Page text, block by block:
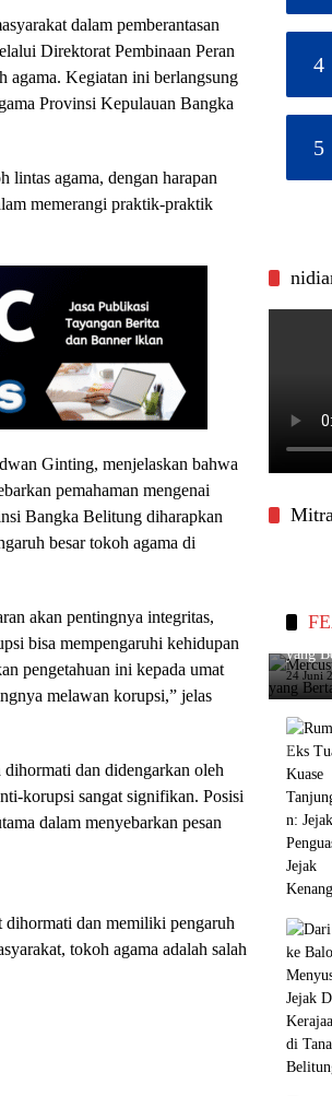
dalam pemberantasan
Direktorat Pembinaan Peran
agama. Kegiatan ini berlangsung
Provinsi Kepulauan Bangka
agama, dengan harapan
memerangi praktik-praktik
Ginting, menjelaskan bahwa
pemahaman mengenai
Bangka Belitung diharapkan
besar tokoh agama di
akan pentingnya integritas,
bisa mempengaruhi kehidupan
pengetahuan ini kepada umat
melawan korupsi,” jelas
dan didengarkan oleh
korupsi sangat signifikan. Posisi
dalam menyebarkan pesan
dihormati dan memiliki pengaruh
tokoh agama adalah salah
4
5
yang
24 Juni